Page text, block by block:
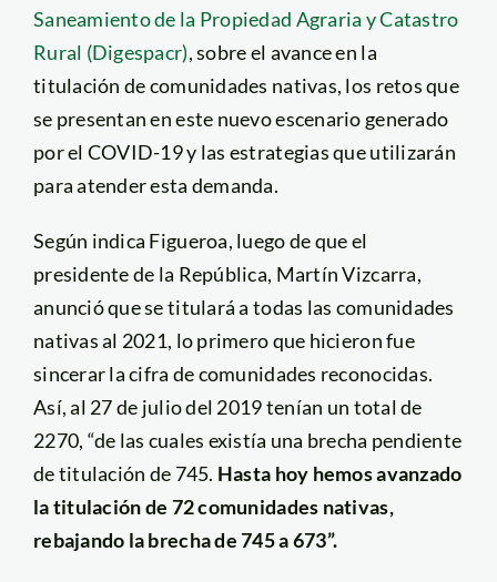
Saneamiento de la Propiedad Agraria y Catastro
Rural (Digespacr), sobre el avance en la
titulación de comunidades nativas, los retos que
se presentan en este nuevo escenario generado
por el COVID-19 y las estrategias que utilizarán
para atender esta demanda.
Según indica Figueroa, luego de que el
presidente de la República, Martín Vizcarra,
anunció que se titulará a todas las comunidades
nativas al 2021, lo primero que hicieron fue
sincerar la cifra de comunidades reconocidas.
Así, al 27 de julio del 2019 tenían un total de
2270, “de las cuales existía una brecha pendiente
de titulación de 745. Hasta hoy hemos avanzado
la titulación de 72 comunidades nativas,
rebajando la brecha de 745 a 673”.